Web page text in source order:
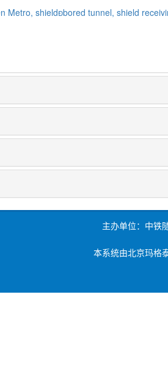
Metro, shieldbored tunnel, shield
主办单位：中铁
本系统由北京玛格